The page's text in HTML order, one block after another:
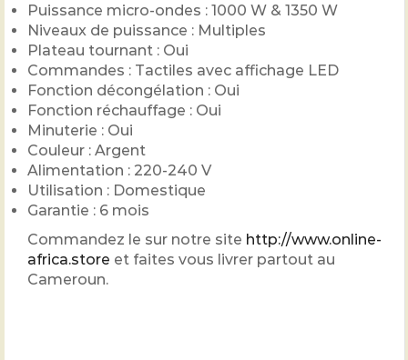
Puissance micro-ondes : 1000 W & 1350 W
Niveaux de puissance : Multiples
Plateau tournant : Oui
Commandes : Tactiles avec affichage LED
Fonction décongélation : Oui
Fonction réchauffage : Oui
Minuterie : Oui
Couleur : Argent
Alimentation : 220-240 V
Utilisation : Domestique
Garantie : 6 mois
Commandez le sur notre site http://www.online-
africa.store et faites vous livrer partout au
Cameroun.